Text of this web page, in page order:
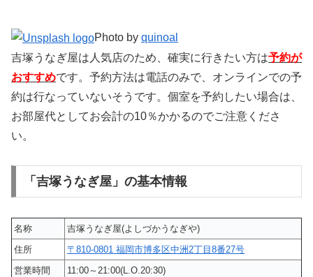
Photo by quinoal
吉塚うなぎ屋は人気店のため、確実に行きたい方は予約が
おすすめです。予約方法は電話のみで、オンラインでの予
約は行なっていないそうです。個室を予約したい場合は、
お部屋代としてお会計の10％かかるのでご注意くださ
い。
「吉塚うなぎ屋」の基本情報
名称
吉塚うなぎ屋(よしづかうなぎや)
住所
〒810-0801 福岡市博多区中洲2丁目8番27号
営業時間
11:00～21:00(L.O.20:30)